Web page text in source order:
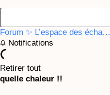
Forum ✨ L’espace des écha…
Notifications
Retirer tout
quelle chaleur !!